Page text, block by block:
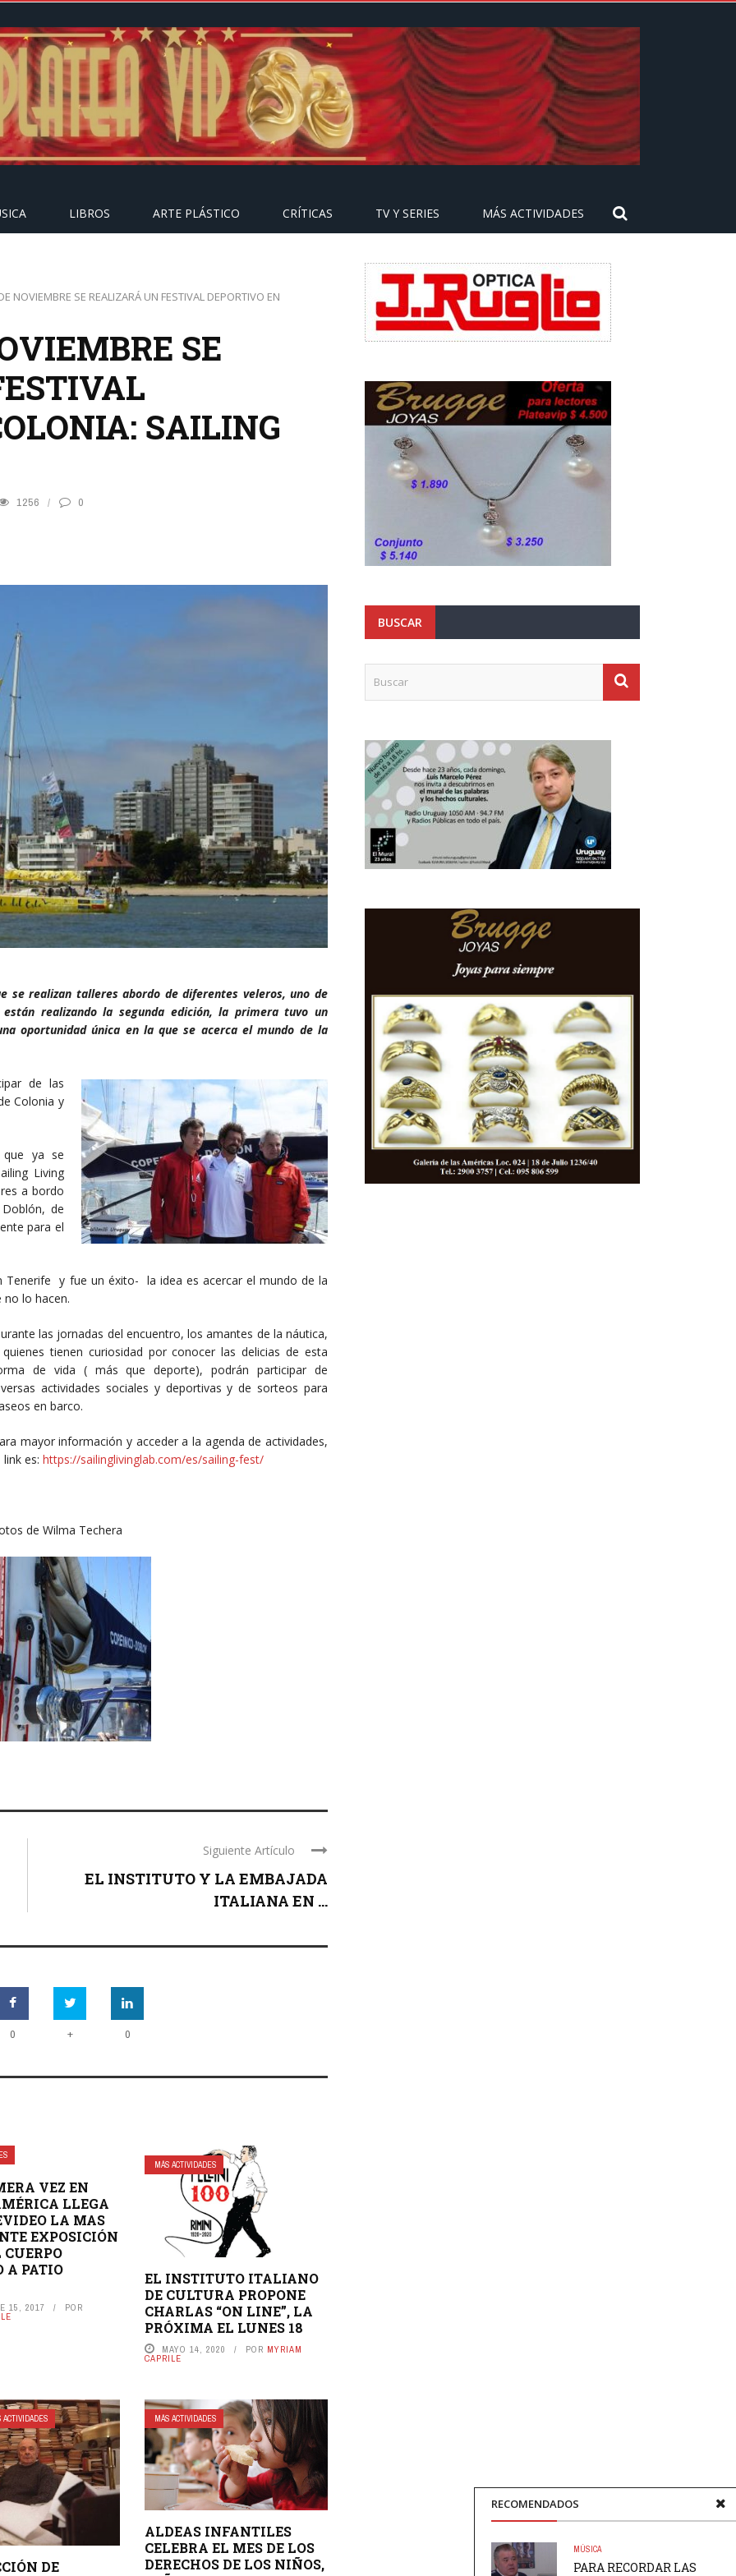
LIBROS ARTE PLÁSTICO CRÍTICAS TV Y SERIES MÁS ACTIVIDADES
NOVIEMBRE SE REALIZARÁ UN FESTIVAL DEPORTIVO EN
SE
SAILING
1256 0
se realizan talleres abordo de diferentes veleros, uno de
realizando la segunda edición, la primera tuvo un
oportunidad única en la que se acerca el mundo de la
de las
Colonia y
que ya se
Living
a bordo
de
para el
Tenerife y fue un éxito- la idea es acercar el mundo de la
no lo hacen.
las jornadas del encuentro, los amantes de la náutica,
tienen curiosidad por conocer las delicias de esta
de vida ( más que deporte), podrán participar de
actividades sociales y deportivas y de sorteos para
en barco.
mayor información y acceder a la agenda de actividades,
link es: https://sailinglivinglab.com/es/sailing-fest/
de Wilma Techera
Siguiente Artículo
EL INSTITUTO Y LA EMBAJADA
ITALIANA EN ...
0 + 0
VEZ EN
LLEGA
LA MAS
EXPOSICIÓN
CUERPO
A PATIO
15, 2017 POR
MÁS ACTIVIDADES
EL INSTITUTO ITALIANO
DE CULTURA PROPONE
CHARLAS “ON LINE”, LA
PRÓXIMA EL LUNES 18
MAYO 14, 2020 POR MYRIAM
CAPRILE
ACTIVIDADES
DE
MÁS ACTIVIDADES
ALDEAS INFANTILES
CELEBRA EL MES DE LOS
DERECHOS DE LOS NIÑOS,
RECOMENDADOS
MÚSICA
PARA RECORDAR LAS
BUSCAR